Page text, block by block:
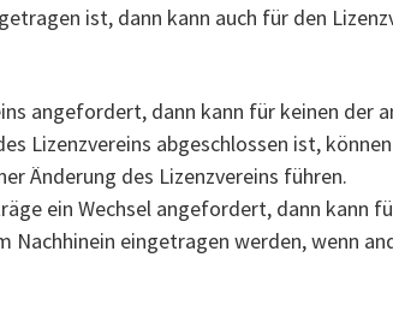
ist, dann kann auch für den
angefordert, dann kann für keinen der
Lizenzvereins abgeschlossen ist,
Änderung des Lizenzvereins führen.
ein Wechsel angefordert, dann kann
Nachhinein eingetragen werden, wenn